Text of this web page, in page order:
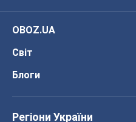
OBOZ.UA
Світ
Блоги
Регіони України